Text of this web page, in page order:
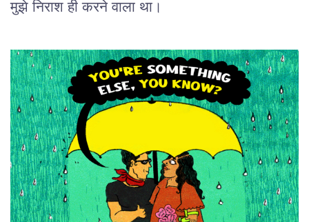
मुझे निराश ही करने वाला था।